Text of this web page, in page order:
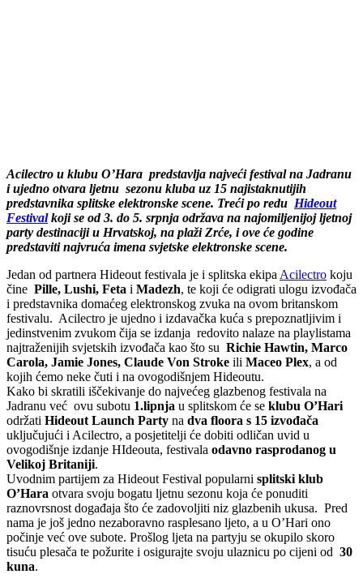
Acilectro u klubu O’Hara predstavlja najveći festival na Jadranu
i ujedno otvara ljetnu sezonu kluba uz 15 najistaknutijih
predstavnika splitske elektronske scene. Treći po redu Hideout
Festivalkoji se od 3. do 5. srpnja održava na najomiljenijoj ljetnoj
party destinaciji u Hrvatskoj, na plaži Zrće, i ove će godine
predstaviti najvruća imena svjetske elektronske scene.
Jedan od partnera Hideout festivala je i splitska ekipa Acilectro koju
čine Pille, Lushi, Feta i Madezh, te koji će odigrati ulogu izvođača
i predstavnika domaćeg elektronskog zvuka na ovom britanskom
festivalu. Acilectro je ujedno i izdavačka kuća s prepoznatljivim i
jedinstvenim zvukom čija se izdanja redovito nalaze na playlistama
najtraženijih svjetskih izvođača kao što su Richie Hawtin, Marco
Carola, Jamie Jones, Claude Von Stroke ili Maceo Plex, a od
kojih ćemo neke čuti i na ovogodišnjem Hideoutu.
Kako bi skratili iščekivanje do najvećeg glazbenog festivala na
Jadranu već ovu subotu 1.lipnja u splitskom će se klubu O’Hari
održati Hideout Launch Party na dva floora s 15 izvođača
uključujući i Acilectro, a posjetitelji će dobiti odličan uvid u
ovogodišnje izdanje HIdeouta, festivala odavno rasprodanog u
Velikoj Britaniji.
Uvodnim partijem za Hideout Festival popularni splitski klub
O’Hara otvara svoju bogatu ljetnu sezonu koja će ponuditi
raznovrsnost događaja što će zadovoljiti niz glazbenih ukusa. Pred
nama je još jedno nezaboravno rasplesano ljeto, a u O’Hari ono
počinje već ove subote. Prošlog ljeta na partyju se okupilo skoro
tisuću plesača te požurite i osigurajte svoju ulaznicu po cijeni od 30
kuna.